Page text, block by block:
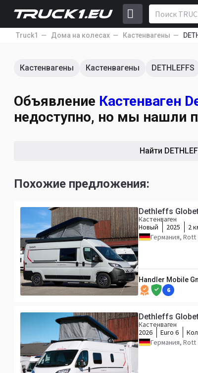
Truck1 Дома на колесах Кастенвагены
Кастенвагены Кастенвагены DETHLEFFS
Объявление Кастенваген
недоступно, но мы нашли
Найти
Похожие предложения:
Dethleffs
Кастенваген
Новый
2025 2
Германия, Rott
Handler Mobile
6
Dethleffs
Кастенваген
2026
Euro 6
Германия, Rott